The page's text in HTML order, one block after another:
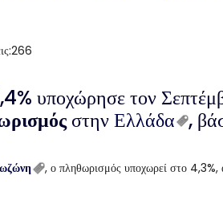
266
υποχώρησε τον
στηνΕλλάδα ,
, ο πληθωρισμός υποχωρεί στο